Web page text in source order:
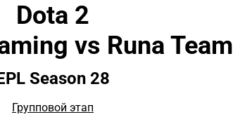
Dota 2
vs Runa Team
Season 28
Групповой этап